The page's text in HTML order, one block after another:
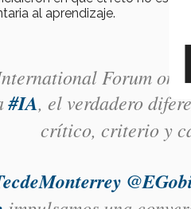
al aprendizaje.
Forum on
#IA, el verdadero
crítico, criterio y